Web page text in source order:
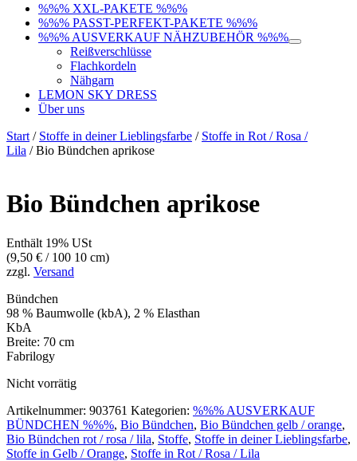
%%% XXL-PAKETE %%%
%%% PASST-PERFEKT-PAKETE %%%
%%% AUSVERKAUF NÄHZUBEHÖR %%%
Reißverschlüsse
Flachkordeln
Nähgarn
LEMON SKY DRESS
Über uns
Start / Stoffe in deiner Lieblingsfarbe / Stoffe in Rot / Rosa /
Lila / Bio Bündchen aprikose
Bio Bündchen aprikose
Enthält 19% USt
(9,50 € / 100 10 cm)
zzgl. Versand
Bündchen
98 % Baumwolle (kbA), 2 % Elasthan
KbA
Breite: 70 cm
Fabrilogy
Nicht vorrätig
Artikelnummer: 903761 Kategorien: %%% AUSVERKAUF
BÜNDCHEN %%%, Bio Bündchen, Bio Bündchen gelb / orange,
Bio Bündchen rot / rosa / lila, Stoffe, Stoffe in deiner Lieblingsfarbe,
Stoffe in Gelb / Orange, Stoffe in Rot / Rosa / Lila